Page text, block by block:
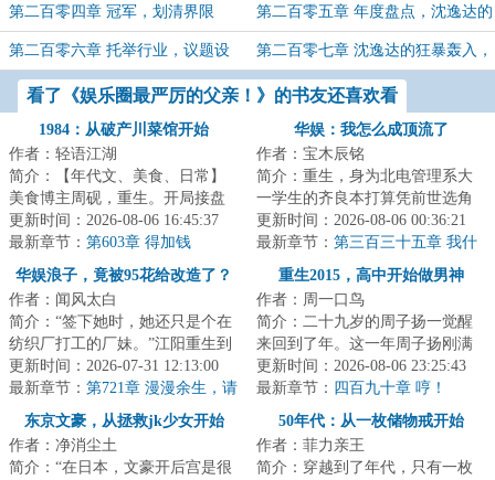
好 贺岁档
第二百零四章 冠军，划清界限 第二百零五章 年度盘点，沈逸达的
行业地位
第二百零六章 托举行业，议题设
计，不轻松
第二百零七章 沈逸达的狂暴轰入，
莫名破防！
看了《娱乐圈最严厉的父亲！》的书友还喜欢看
1984：从破产川菜馆开始
作者：轻语江湖
简介：【年代文、美食、日常】
美食博主周砚，重生。开局接盘
一家破产川菜馆。跷脚牛肉、夫
妻肺片、麻婆豆...
更新时间：2026-08-06 16:45:37
最新章节： 第603章 得加钱
华娱：我怎么成顶流了
作者：宝木辰铭
简介：重生，身为北电管理系大
一学生的齐良本打算凭前世选角
导演的经验，积攒人脉资本重操
旧业。没想到进...
更新时间：2026-08-06 00:36:21
最新章节： 第三百三十五章 我什
么东西啊我去催人家
华娱浪子，竟被95花给改造了？
作者：闻风太白
简介：“签下她时，她还只是个在
纺织厂打工的厂妹。”江阳重生到
年，觉醒小花养成系统，只要培
养艺人，就...
更新时间：2026-07-31 12:13:00
最新章节： 第721章 漫漫余生，请
多指教
重生2015，高中开始做男神
作者：周一口鸟
简介：二十九岁的周子扬一觉醒
来回到了年。这一年周子扬刚满
十八岁，在县一中高三一班就
读。这一年的夏天...
更新时间：2026-08-06 23:25:43
最新章节： 四百九十章 哼！
东京文豪，从拯救jk少女开始
作者：净消尘土
简介：“在日本，文豪开后宫是很
50年代：从一枚储物戒开始
作者：菲力亲王
简介：穿越到了年代，只有一枚